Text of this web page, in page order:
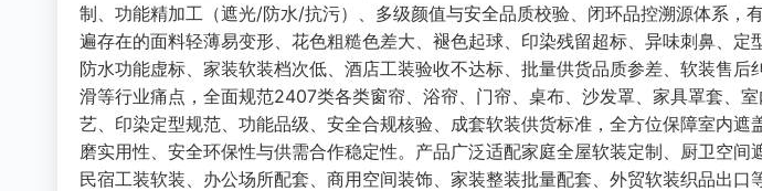
制、功能精加工（遮光/防水/抗污）、多级颜值与安全品质校验、闭环品控溯源体系，
遍存在的面料轻薄易变形、花色粗糙色差大、褪色起球、印染残留超标、异味刺鼻、定
防水功能虚标、家装软装档次低、酒店工装验收不达标、批量供货品质参差、软装售后
滑等行业痛点，全面规范2407类各类窗帘、浴帘、门帘、桌布、沙发罩、家具罩套、
艺、印染定型规范、功能品级、安全合规核验、成套软装供货标准，全方位保障室内遮
磨实用性、安全环保性与供需合作稳定性。产品广泛适配家庭全屋软装定制、厨卫空间
民宿工装软装、办公场所配套、商用空间装饰、家装整装批量配套、外贸软装织品出口